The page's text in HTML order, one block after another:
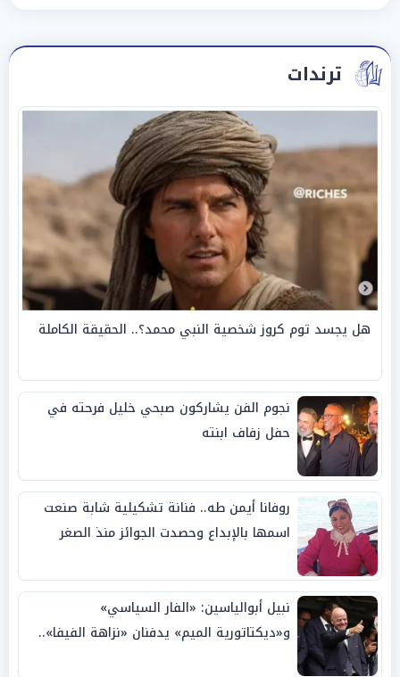
ترندات
هل يجسد توم كروز شخصية النبي محمد؟.. الحقيقة الكاملة
نجوم الفن يشاركون صبحي خليل فرحته في
حفل زفاف ابنته
روفانا أيمن طه.. فنانة تشكيلية شابة صنعت
اسمها بالإبداع وحصدت الجوائز منذ الصغر
نبيل أبوالياسين: «الفار السياسي»
و«ديكتاتورية الميم» يدفنان «نزاهة الفيفا»..